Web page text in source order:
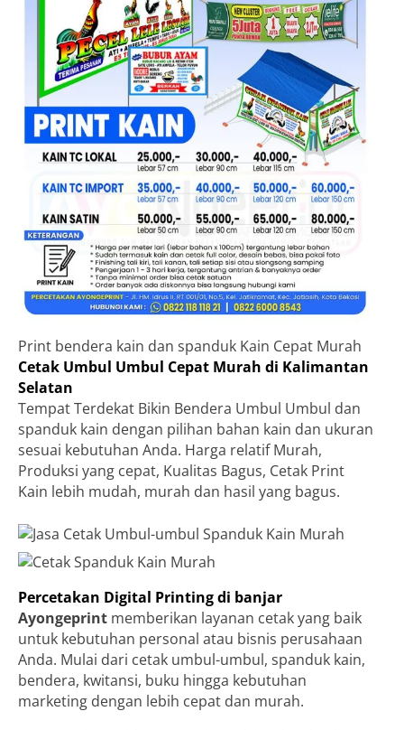
Print bendera kain dan spanduk Kain Cepat Murah
Cetak Umbul Umbul Cepat Murah di Kalimantan
Selatan
Tempat Terdekat Bikin Bendera Umbul Umbul dan
spanduk kain dengan pilihan bahan kain dan ukuran
sesuai kebutuhan Anda. Harga relatif Murah,
Produksi yang cepat, Kualitas Bagus, Cetak Print
Kain lebih mudah, murah dan hasil yang bagus.
Percetakan Digital Printing di banjar
Ayongeprint memberikan layanan cetak yang baik
untuk kebutuhan personal atau bisnis perusahaan
Anda. Mulai dari cetak umbul-umbul, spanduk kain,
bendera, kwitansi, buku hingga kebutuhan
marketing dengan lebih cepat dan murah.